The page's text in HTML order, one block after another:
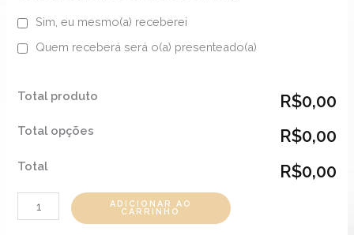
Sim, eu mesmo(a) receberei
Quem receberá será o(a) presenteado(a)
Total produto R$0,00
Total opções R$0,00
Total R$0,00
ADICIONAR AO
CARRINHO